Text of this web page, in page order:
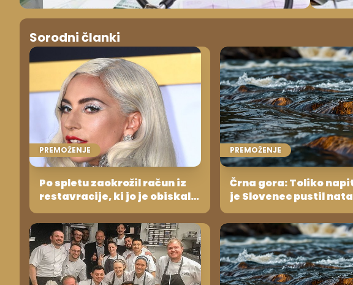
Sorodni članki
PREMOŽENJE
Po spletu zaokrožil račun iz
restavracije, ki jo je obiskala
Lady Gaga
PREMOŽENJE
Črna gora: Toliko
je Slovenec pustil